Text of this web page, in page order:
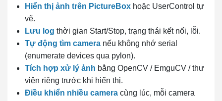
Hiển thị ảnh trên PictureBox hoặc UserControl tự
vẽ.
Lưu log thời gian Start/Stop, trạng thái kết nối, lỗi.
Tự động tìm camera nếu không nhớ serial
(enumerate devices qua pylon).
Tích hợp xử lý ảnh bằng OpenCV / EmguCV / thư
viện riêng trước khi hiển thị.
Điều khiển nhiều camera cùng lúc, mỗi camera